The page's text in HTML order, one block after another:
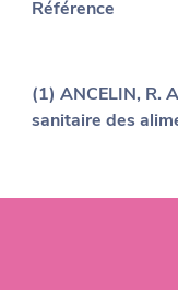
Référence
(1) ANCELIN, R.
sanitaire des